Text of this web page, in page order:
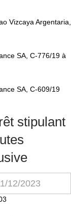
Vizcaya Argentaria,
SA, C-776/19 à
SA, C-609/19
stipulant
12/2023